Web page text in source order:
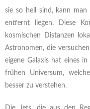
sie so hell sind, kann man
entfernt liegen. Diese
kosmischen Distanzen
Astronomen, die
eigene Galaxis hat eines
frühen Universum,
besser zu verstehen.